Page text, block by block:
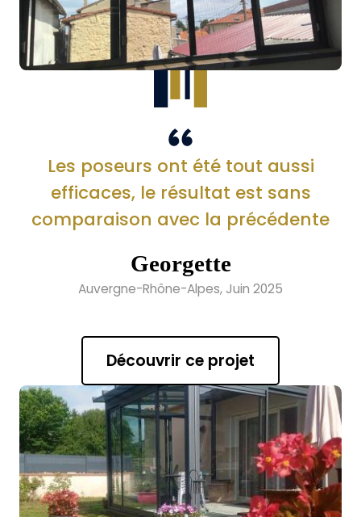
Les poseurs ont été tout aussi
efficaces, le résultat est sans
comparaison avec la précédente
Georgette
Auvergne-Rhône-Alpes, Juin 2025
Découvrir ce projet